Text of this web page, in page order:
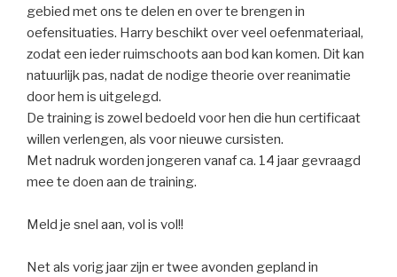
gebied met ons te delen en over te brengen in
oefensituaties. Harry beschikt over veel oefenmateriaal,
zodat een ieder ruimschoots aan bod kan komen. Dit kan
natuurlijk pas, nadat de nodige theorie over reanimatie
door hem is uitgelegd.
De training is zowel bedoeld voor hen die hun certificaat
willen verlengen, als voor nieuwe cursisten.
Met nadruk worden jongeren vanaf ca. 14 jaar gevraagd
mee te doen aan de training.
Meld je snel aan, vol is vol!!
Net als vorig jaar zijn er twee avonden gepland in